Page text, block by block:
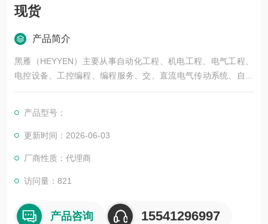
现货
产品简介
黑雁（HEYYEN）主要从事自动化工程、机电工程、电气工程、
电控设备、工控编程、编程服务、交、直流电气传动系统、自动
化控制系统及其装置的研究与服务，不但可以独立承包工程项
的现代化电控设备。
服务行业涉及冶金、石油、化工、纺织、食品、制药、电力、环
V1-W-E2-2M-PVC现货
产品型号：
更新时间：2026-06-03
厂商性质：代理商
访问量：821
产品咨询 15541296997